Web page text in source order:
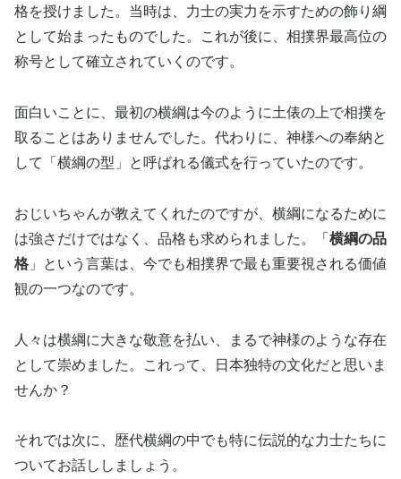
格を授けました。当時は、力士の実力を示すための飾り綱
として始まったものでした。これが後に、相撲界最高位の
称号として確立されていくのです。
面白いことに、最初の横綱は今のように土俵の上で相撲を
取ることはありませんでした。代わりに、神様への奉納と
して「横綱の型」と呼ばれる儀式を行っていたのです。
おじいちゃんが教えてくれたのですが、横綱になるために
は強さだけではなく、品格も求められました。「 横綱の品
格 」という言葉は、今でも相撲界で最も重要視される価値
観の一つなのです。
人々は横綱に大きな敬意を払い、まるで神様のような存在
として崇めました。これって、日本独特の文化だと思いま
せんか？
それでは次に、歴代横綱の中でも特に伝説的な力士たちに
ついてお話ししましょう。